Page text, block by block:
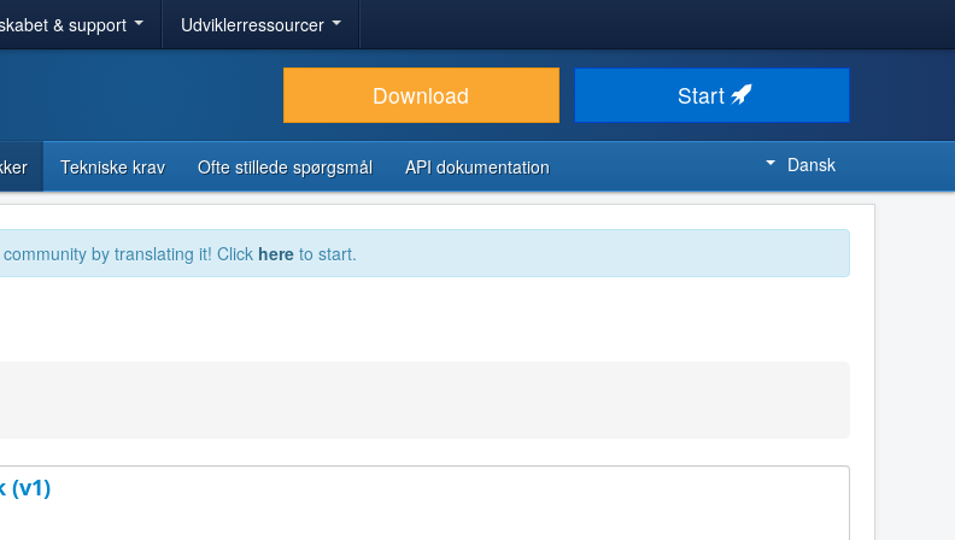
& support Udviklerressourcer
Download Start
Tekniske krav Ofte stillede spørgsmål API dokumentation Dansk
by translating it! Click here to start.
(v1)